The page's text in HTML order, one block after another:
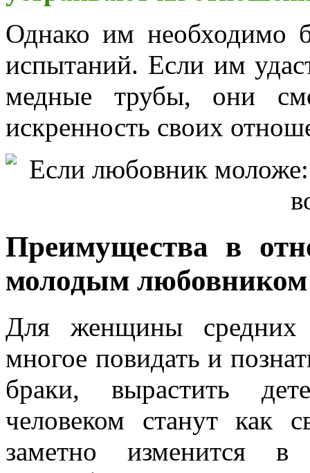
Однако им необходимо
испытаний. Если им
медные трубы, они
искренность своих
Преимущества в
молодым любовником
Для женщины средних
многое повидать и
браки, вырастить
человеком станут как
заметно изменится